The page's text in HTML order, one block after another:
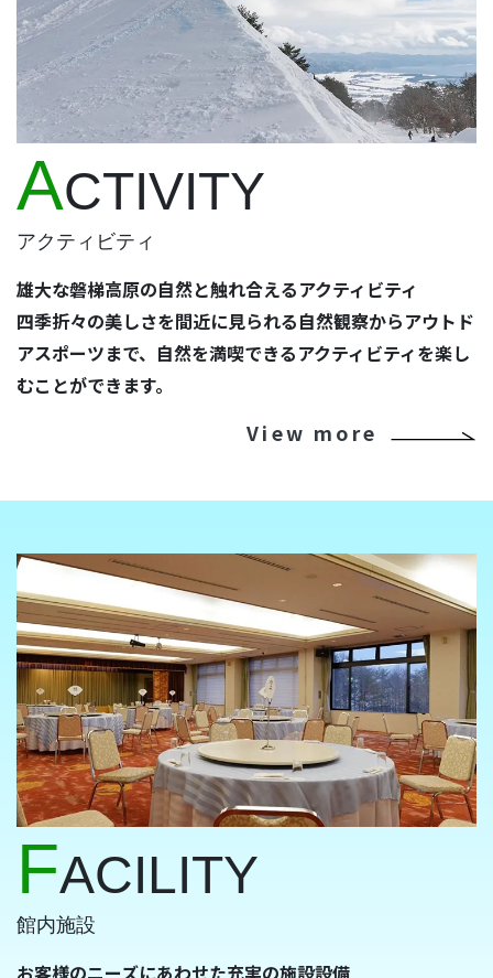
ACTIVITY
アクティビティ
雄大な磐梯高原の自然と触れ合えるアクティビティ
四季折々の美しさを間近に見られる自然観察からアウトド
アスポーツまで、自然を満喫できるアクティビティを楽し
むことができます。
View more
FACILITY
館内施設
お客様のニーズにあわせた充実の施設設備